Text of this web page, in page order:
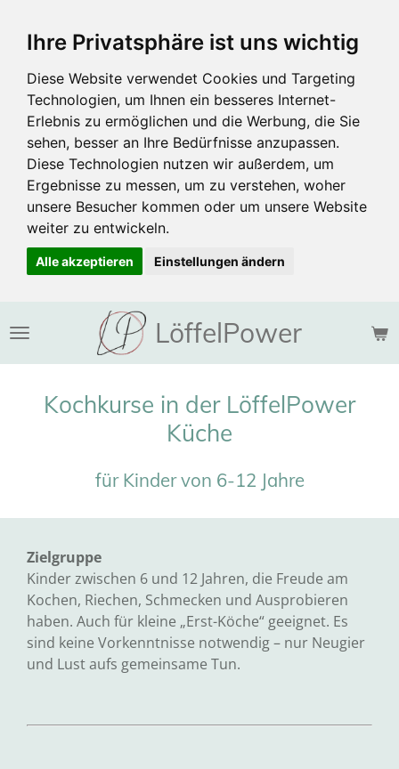
Ihre Privatsphäre ist uns wichtig
Diese Website verwendet Cookies und Targeting
Technologien, um Ihnen ein besseres Internet-
Erlebnis zu ermöglichen und die Werbung, die Sie
sehen, besser an Ihre Bedürfnisse anzupassen.
Diese Technologien nutzen wir außerdem, um
Ergebnisse zu messen, um zu verstehen, woher
unsere Besucher kommen oder um unsere Website
weiter zu entwickeln.
Alle akzeptieren Einstellungen ändern
Hauptinhalt
LöffelPower
Kochkurse in der LöffelPower
Küche
für Kinder von 6-12 Jahre
Zielgruppe
Kinder zwischen 6 und 12 Jahren, die Freude am
Kochen, Riechen, Schmecken und Ausprobieren
haben. Auch für kleine „Erst-Köche“ geeignet. Es
sind keine Vorkenntnisse notwendig – nur Neugier
und Lust aufs gemeinsame Tun.